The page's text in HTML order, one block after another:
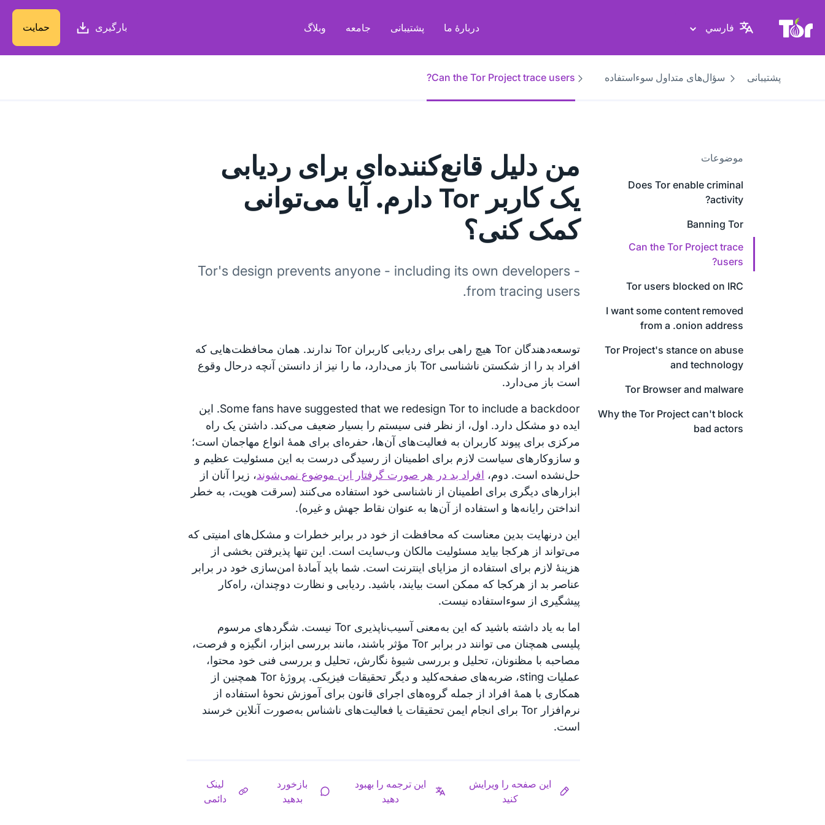
پایگاه وب پروژهٔ تور
فارسي دربارهٔ ما پشتیبانی جامعه وبلاگ بارگیری حمایت
پشتیبانی سؤال‌های متداول سوءاستفاده Can the Tor Project trace users?
موضوعات
Does Tor enable criminal
activity?
Banning Tor
Can the Tor Project trace
users?
Tor users blocked on IRC
I want some content removed
from a .onion address
Tor Project's stance on abuse
and technology
Tor Browser and malware
Why the Tor Project can't block
bad actors
من دلیل قانع‌‌کننده‌ای برای ردیابی
یک کاربر Tor دارم. آیا می‌توانی
کمک کنی؟
Tor's design prevents anyone - including its own developers -
from tracing users.
توسعه‌دهندگان Tor هیچ راهی برای ردیابی کاربران Tor ندارند. همان محافظت‌هایی که
افراد بد را از شکستن ناشناسی Tor باز می‌دارد، ما را نیز از دانستن آنچه درحال وقوع
است باز می‌دارد.
Some fans have suggested that we redesign Tor to include a backdoor. این
ایده دو مشکل دارد. اول، از نظر فنی سیستم را بسیار ضعیف می‌کند. داشتن یک راه
مرکزی برای پیوند کاربران به فعالیت‌های‌ آن‌ها، حفره‌ای برای همهٔ انواع مهاجمان است؛
و سازوکارهای سیاست لازم برای اطمینان از رسیدگی درست به این مسئولیت عظیم و
حل‌نشده است. دوم، افراد بد در هر صورت گرفتار این موضوع نمی‌شوند، زیرا آنان از
ابزارهای دیگری برای اطمینان از ناشناسی خود استفاده می‌کنند (سرقت هویت، به خطر
انداختن رایانه‌ها و استفاده از آن‌ها به عنوان نقاط جهش و غیره).
این درنهایت بدین معناست که محافظت از خود در برابر خطرات و مشکل‌های امنیتی که
می‌تواند از هرکجا بیاید مسئولیت مالکان وب‌سایت است. این تنها پذیرفتن بخشی از
هزینهٔ لازم برای استفاده از مزایای اینترنت است. شما باید آمادهٔ امن‌سازی خود در برابر
عناصر بد از هرکجا که ممکن است بیایند، باشید. ردیابی و نظارت دوچندان، راه‌کار
پیشگیری از سوءاستفاده نیست.
اما به یاد داشته باشید که این به‌معنی آسیب‌ناپذیری Tor نیست. شگردهای مرسوم
پلیسی همچنان می توانند در برابر Tor مؤثر باشند، مانند بررسی ابزار، انگیزه و فرصت،
مصاحبه با مظنونان، تحلیل و بررسی شیوهٔ نگارش، تحلیل و بررسی فنی خود محتوا،
عملیات sting، ضربه‌های صفحه‌کلید و دیگر تحقیقات فیزیکی. پروژهٔ Tor همچنین از
همکاری با همهٔ افراد از جمله گروه‌های اجرای قانون برای آموزش نحوهٔ استفاده از
نرم‌افزار Tor برای انجام ایمن تحقیقات یا فعالیت‌های ناشناس به‌صورت آنلاین خرسند
است.
این صفحه را ویرایش
کنید
این ترجمه را بهبود
دهید
بازخورد
بدهید
لینک
دائمی